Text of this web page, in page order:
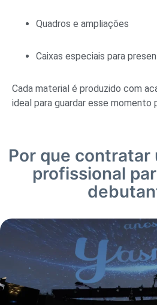
Quadros e ampliações
Caixas especiais para
Cada material é produzido com
ideal para guardar esse momento
Por que
profissional